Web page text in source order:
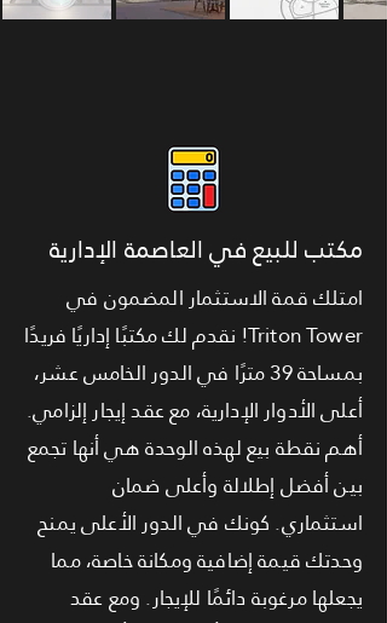
مكتب للبيع في العاصمة الإدارية
امتلك قمة الاستثمار المضمون في
Triton Tower! نقدم لك مكتبًا إداريًا فريدًا
بمساحة 39 مترًا في الدور الخامس عشر،
أعلى الأدوار الإدارية، مع عقد إيجار إلزامي.
أهم نقطة بيع لهذه الوحدة هي أنها تجمع
بين أفضل إطلالة وأعلى ضمان
استثماري. كونك في الدور الأعلى يمنح
وحدتك قيمة إضافية ومكانة خاصة، مما
يجعلها مرغوبة دائمًا للإيجار. ومع عقد